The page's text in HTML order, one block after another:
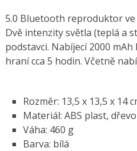
5.0 Bluetooth reproduktor ve
Dvě intenzity světla (teplá a
podstavci. Nabíjecí 2000
hraní cca 5 hodin. Včetně
Rozměr: 13,5 x 13,5 x 14
Materiál: ABS plast, dřevo
Váha: 460 g
Barva: bílá